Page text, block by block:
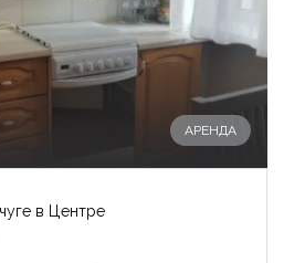
АРЕНДА
в Центре